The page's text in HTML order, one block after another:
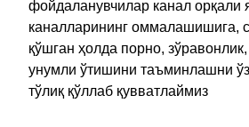
фойдаланувчилар канал орқали
каналларининг оммалашишига,
қўшган ҳолда порно,
унумли ўтишини таъминлашни
тўлиқ қўллаб қувватлаймиз